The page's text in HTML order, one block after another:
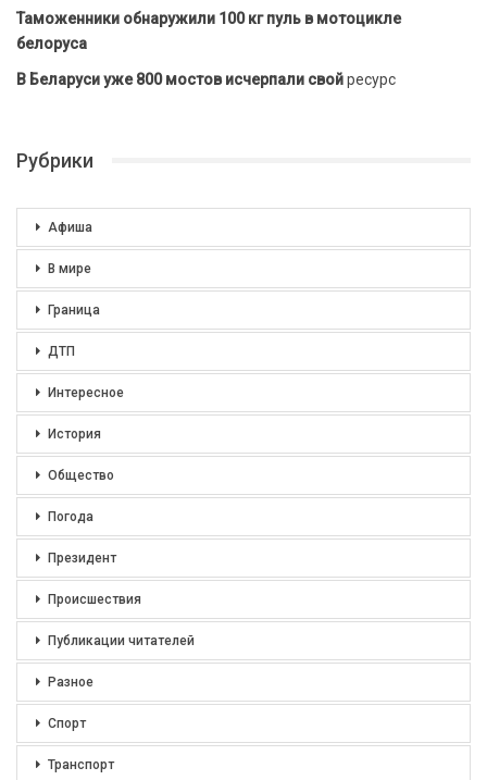
Таможенники обнаружили 100 кг пуль в мотоцикле
белоруса
В Беларуси уже 800 мостов исчерпали свойресурс
Рубрики
Афиша
В мире
Граница
ДТП
Интересное
История
Общество
Погода
Президент
Происшествия
Публикации читателей
Разное
Спорт
Транспорт